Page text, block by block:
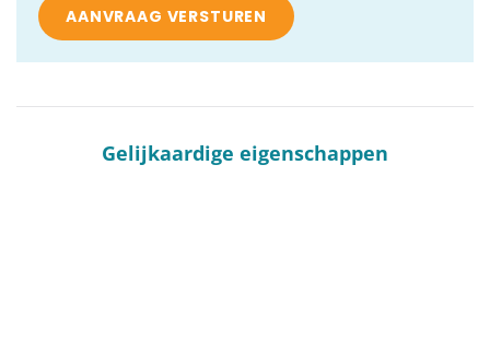
Gelijkaardige eigenschappen